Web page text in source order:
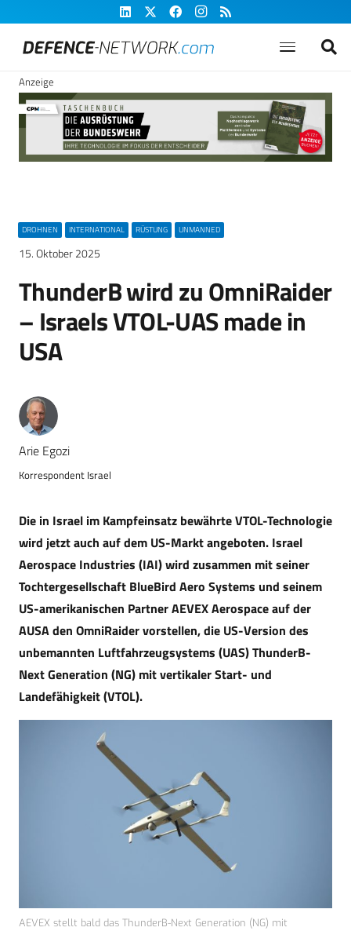
Anzeige
DROHNEN INTERNATIONAL RÜSTUNG UNMANNED
15. Oktober 2025
ThunderB wird zu OmniRaider
– Israels VTOL-UAS made in
USA
Arie Egozi
Korrespondent Israel
Die in Israel im Kampfeinsatz bewährte VTOL-Technologie
wird jetzt auch auf dem US-Markt angeboten. Israel
Aerospace Industries (IAI) wird zusammen mit seiner
Tochtergesellschaft BlueBird Aero Systems und seinem
US-amerikanischen Partner AEVEX Aerospace auf der
AUSA den OmniRaider vorstellen, die US-Version des
unbemannten Luftfahrzeugsystems (UAS) ThunderB-
Next Generation (NG) mit vertikaler Start- und
Landefähigkeit (VTOL).
AEVEX stellt bald das ThunderB-Next Generation (NG) mit